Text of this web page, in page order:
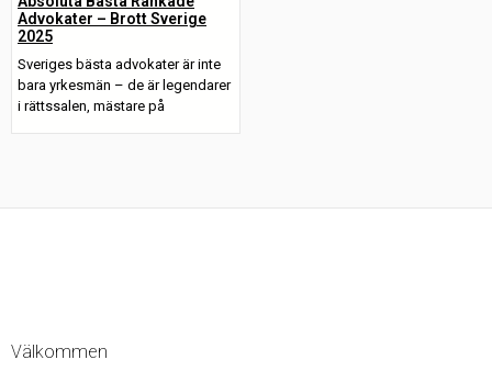
Advokater – Brott Sverige
2025
Sveriges bästa advokater är inte
bara yrkesmän – de är legendarer
i rättssalen, mästare på
Välkommen